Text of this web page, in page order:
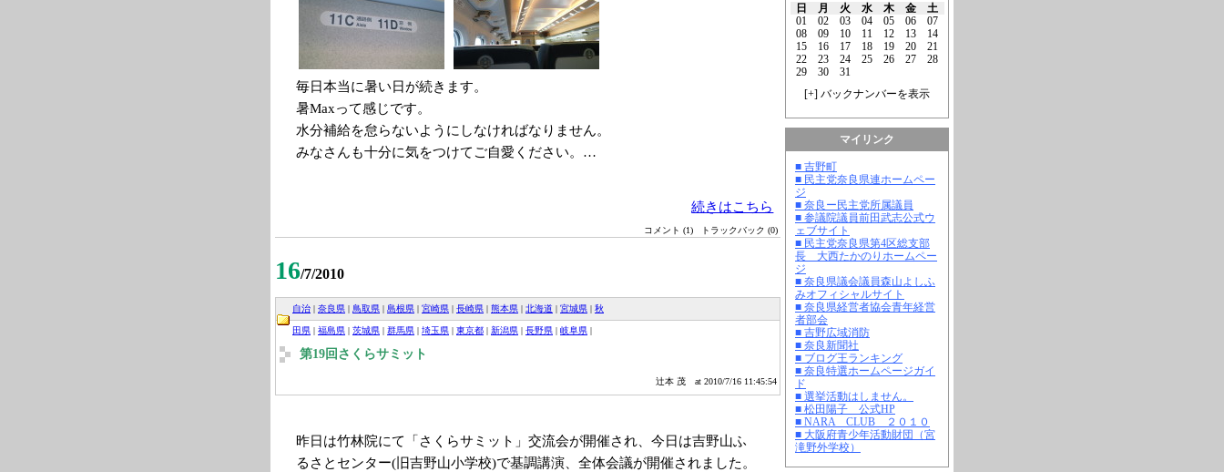
日 月 火 水 木 金
土
01
02 03 04 05 06
07
08
09 10 11 12 13
14
15
16 17 18 19 20
21
22
23 24 25 26 27
28
29
30
31
[+] バックナンバーを表示
マイリンク
■ 吉野町
■ 民主党奈良県連ホームペー
ジ
■ 奈良ー民主党所属議員
■ 参議院議員前田武志公式ウ
ェブサイト
■ 民主党奈良県第4区総支部
長 大西たかのりホームペー
ジ
■ 奈良県議会議員森山よしふ
みオフィシャルサイト
■ 奈良県経営者協会青年経営
者部会
■ 吉野広域消防
■ 奈良新聞社
■ ブログ王ランキング
■ 奈良特選ホームページガイ
ド
■ 選挙活動はしません。
■ 松田陽子 公式HP
■ NARA CLUB ２０１０
■ 大阪府青少年活動財団（宮
滝野外学校）
毎日本当に暑い日が続きます。
暑Maxって感じです。
水分補給を怠らないようにしなければなりません。
みなさんも十分に気をつけてご自愛ください。…
続きはこちら
コメント (1) トラックバック (0)
16/7/2010
自治 | 奈良県 | 鳥取県 | 島根県 | 宮崎県 | 長崎県 | 熊本県 | 北海道 | 宮城県 | 秋
田県 | 福島県 | 茨城県 | 群馬県 | 埼玉県 | 東京都 | 新潟県 | 長野県 | 岐阜県 |
第19回さくらサミット
辻本 茂 at 2010/7/16 11:45:54
昨日は竹林院にて「さくらサミット」交流会が開催され、今日は吉野山ふ
るさとセンター(旧吉野山小学校)で基調講演、全体会議が開催されました。